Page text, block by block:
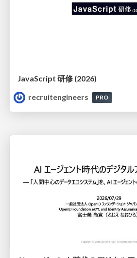
JavaScript 研修 (2026)
recruitengineers
PRO